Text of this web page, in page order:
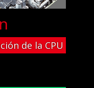
de la CPU